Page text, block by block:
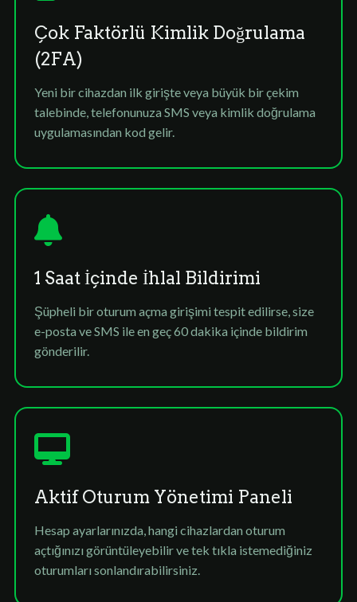
Çok Faktörlü Kimlik Doğrulama
(2FA)
Yeni bir cihazdan ilk girişte veya büyük bir çekim
talebinde, telefonunuza SMS veya kimlik doğrulama
uygulamasından kod gelir.
1 Saat İçinde İhlal Bildirimi
Şüpheli bir oturum açma girişimi tespit edilirse, size
e-posta ve SMS ile en geç 60 dakika içinde bildirim
gönderilir.
Aktif Oturum Yönetimi Paneli
Hesap ayarlarınızda, hangi cihazlardan oturum
açtığınızı görüntüleyebilir ve tek tıkla istemediğiniz
oturumları sonlandırabilirsiniz.